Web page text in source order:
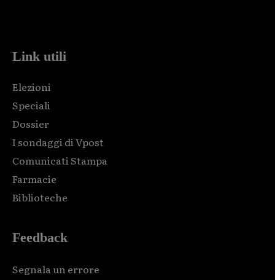
Link utili
Elezioni
Speciali
Dossier
I sondaggi di Vpost
Comunicati Stampa
Farmacie
Biblioteche
Feedback
Segnala un errore